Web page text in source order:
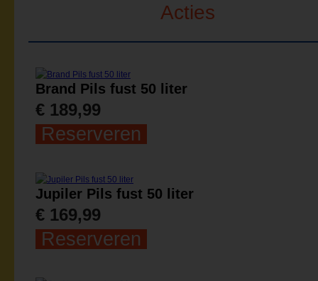
Acties
Brand Pils fust 50 liter
€ 189,99
Reserveren
Jupiler Pils fust 50 liter
€ 169,99
Reserveren